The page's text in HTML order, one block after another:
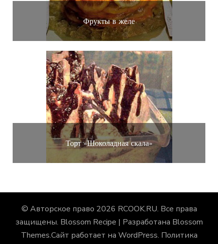
Фрукты в желе
Торт «Шоколадная скала»
© Авторское право 2026 RCOOK.RU. Все права
защищены. Blossom Recipe | Разработана Blossom
Themes.Сайт работает на WordPress. Политика